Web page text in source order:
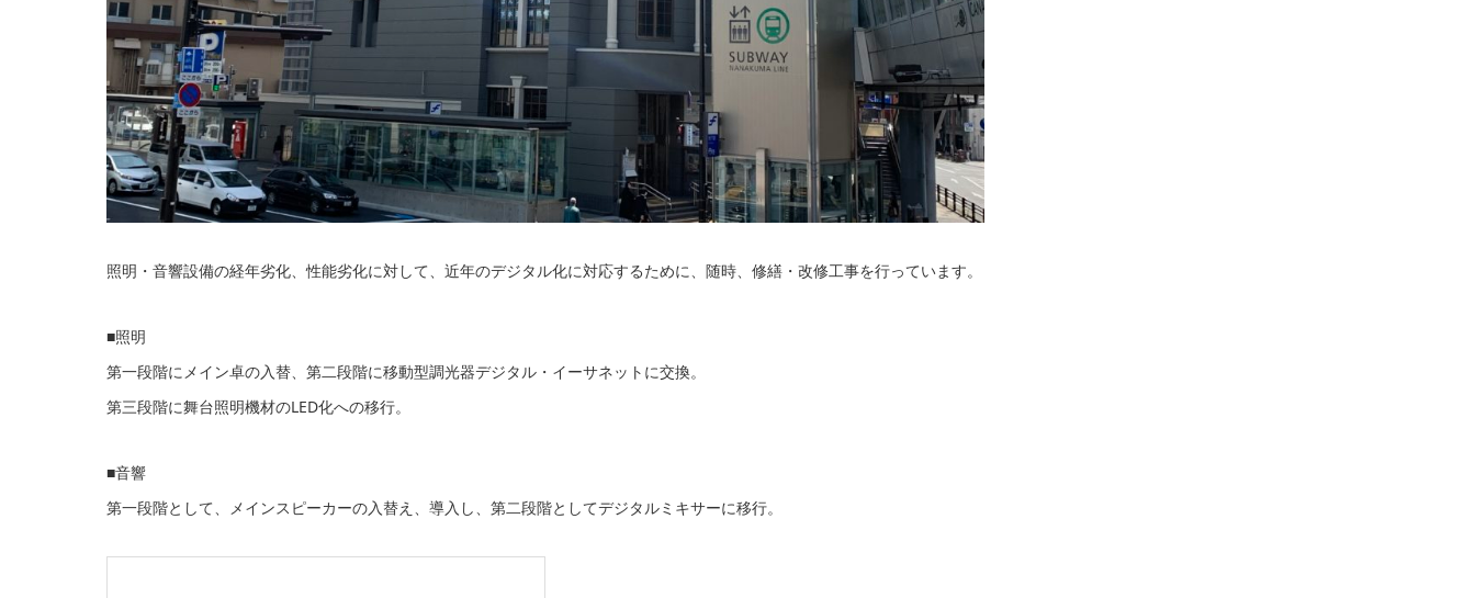
照明・音響設備の経年劣化、性能劣化に対して、近年のデジタル化に対応するために、随時、修繕・改修工事を行っています。
■照明
第一段階にメイン卓の入替、第二段階に移動型調光器デジタル・イーサネットに交換。
第三段階に舞台照明機材のLED化への移行。
■音響
第一段階として、メインスピーカーの入替え、導入し、第二段階としてデジタルミキサーに移行。